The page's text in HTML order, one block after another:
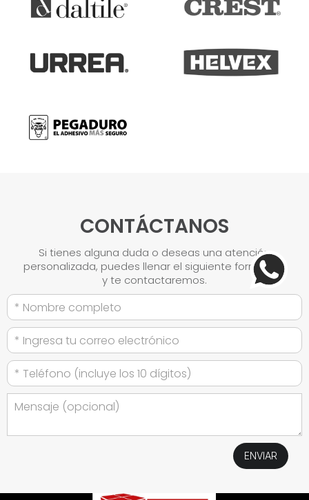
CONTÁCTANOS
Si tienes alguna duda o deseas una atención
personalizada, puedes llenar el siguiente formulario
y te contactaremos.